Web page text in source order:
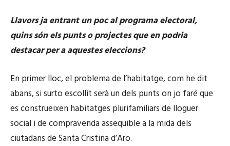
Llavors ja entrant un poc al programa electoral,
quins són els punts o projectes que en podria
destacar per a aquestes eleccions?
En primer lloc, el problema de l’habitatge, com he dit
abans, si surto escollit serà un dels punts on jo faré que
es construeixen habitatges plurifamiliars de lloguer
social i de compravenda assequible a la mida dels
ciutadans de Santa Cristina d’Aro.